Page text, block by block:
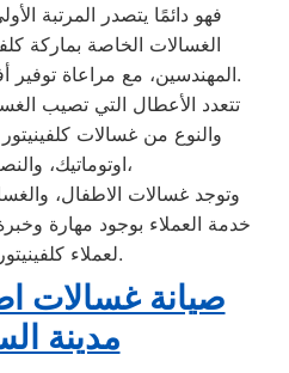
فهو دائمًا يتصدر المرتبة
الغسالات الخاصة بماركة
المهندسين، مع مراعاة توفير أفضل خدمات الدعم الفنى.
تتعدد الأعطال التي تصيب
والنوع من غسالات
اوتوماتيك، والنصف اتوماتيك،
وتوجد غسالات الاطفال،
خدمة العملاء بوجود مهارة
لعملاء كلفينيتور في مصر.
صيانة غسالات
مدينة